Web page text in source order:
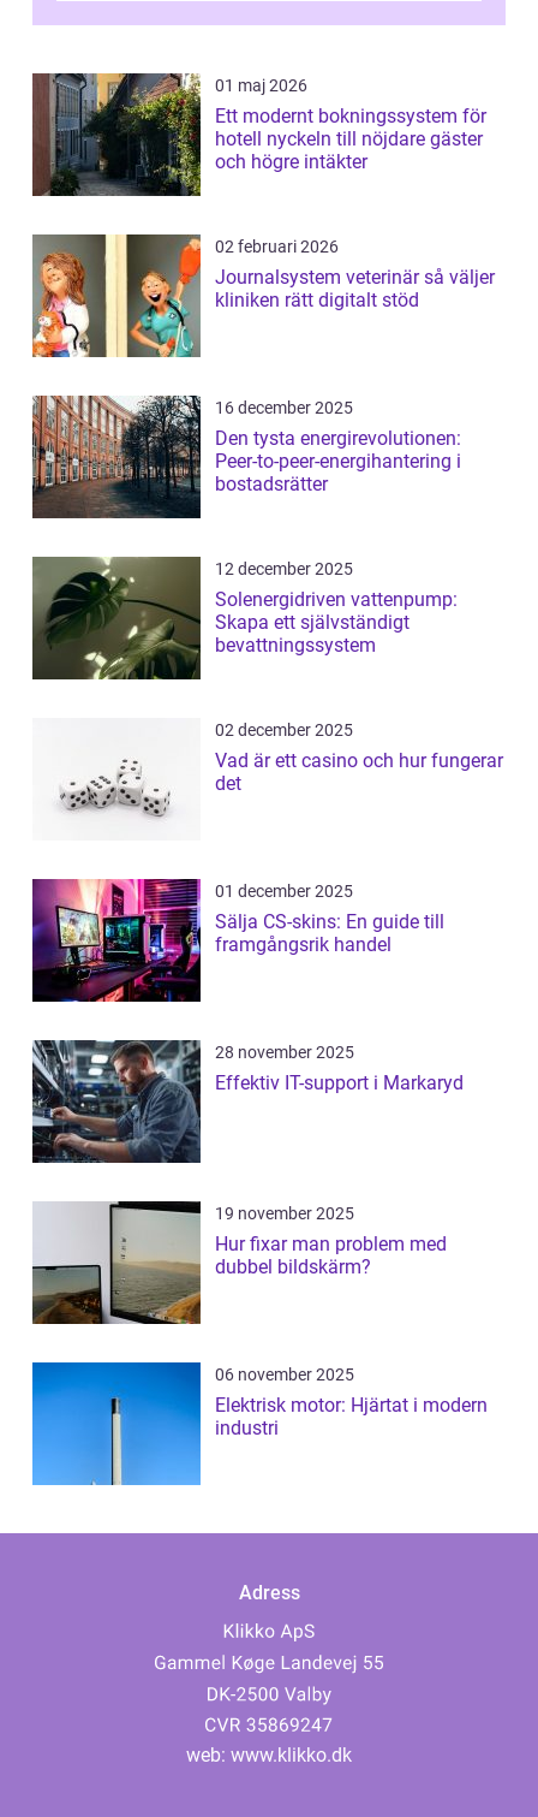
01 maj 2026
Ett modernt bokningssystem för
hotell nyckeln till nöjdare gäster
och högre intäkter
02 februari 2026
Journalsystem veterinär så väljer
kliniken rätt digitalt stöd
16 december 2025
Den tysta energirevolutionen:
Peer-to-peer-energihantering i
bostadsrätter
12 december 2025
Solenergidriven vattenpump:
Skapa ett självständigt
bevattningssystem
02 december 2025
Vad är ett casino och hur fungerar
det
01 december 2025
Sälja CS-skins: En guide till
framgångsrik handel
28 november 2025
Effektiv IT-support i Markaryd
19 november 2025
Hur fixar man problem med
dubbel bildskärm?
06 november 2025
Elektrisk motor: Hjärtat i modern
industri
Adress
web: www.klikko.dk